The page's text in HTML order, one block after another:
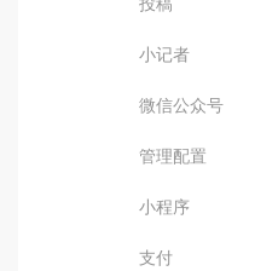
小记者
微信公众号
管理配置
小程序
支付